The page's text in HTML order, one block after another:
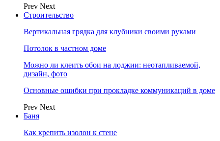
Prev Next
Строительство
Вертикальная грядка для клубники своими руками
Потолок в частном доме
Можно ли клеить обои на лоджии: неотапливаемой,
дизайн, фото
Основные ошибки при прокладке коммуникаций в доме
Prev Next
Баня
Как крепить изолон к стене